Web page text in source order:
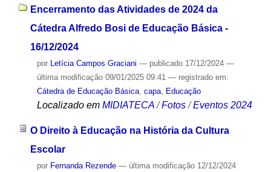
Encerramento das Atividades de 2024 da
Cátedra Alfredo Bosi de Educação Básica -
16/12/2024
por Letícia Campos Graciani — publicado17/12/2024 —
última modificação09/01/2025 09:41 — registrado em:
Cátedra de Educação Básica, capa, Educação
Localizado em MIDIATECA /Fotos /Eventos 2024
O Direito à Educação na História da Cultura
Escolar
por Fernanda Rezende — última modificação12/12/2024